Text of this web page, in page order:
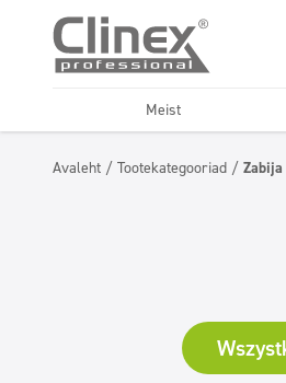
Meist
Horeca
Avaleht / Tootekategooriad /